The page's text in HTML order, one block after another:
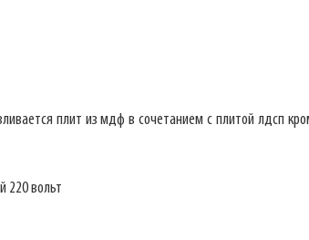
плит из мдф в сочетанием с плитой лдсп
220 вольт